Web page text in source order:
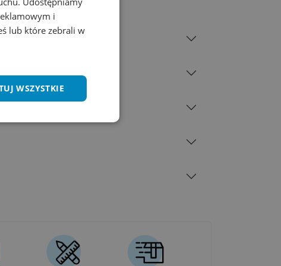
Atlantis Headwear
i
lub które zebrali w
WSZYSTKIE